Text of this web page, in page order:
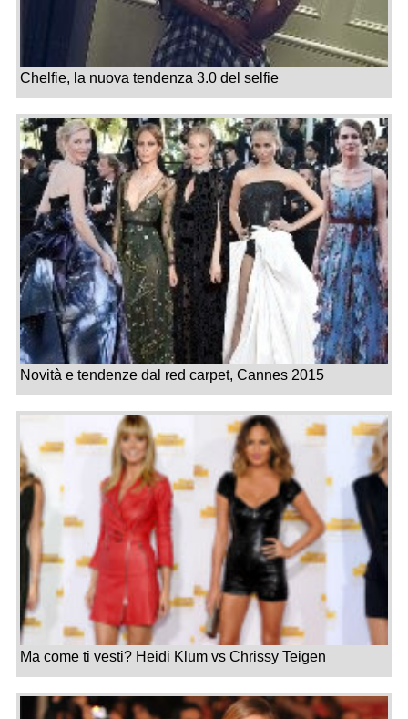
Chelfie, la nuova tendenza 3.0 del selfie
Novità e tendenze dal red carpet, Cannes 2015
Ma come ti vesti? Heidi Klum vs Chrissy Teigen